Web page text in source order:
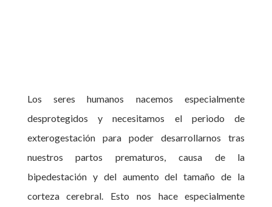
Los seres humanos nacemos especialmente
desprotegidos y necesitamos el periodo de
exterogestación para poder desarrollarnos tras
nuestros partos prematuros, causa de la
bipedestación y del aumento del tamaño de la
corteza cerebral. Esto nos hace especialmente